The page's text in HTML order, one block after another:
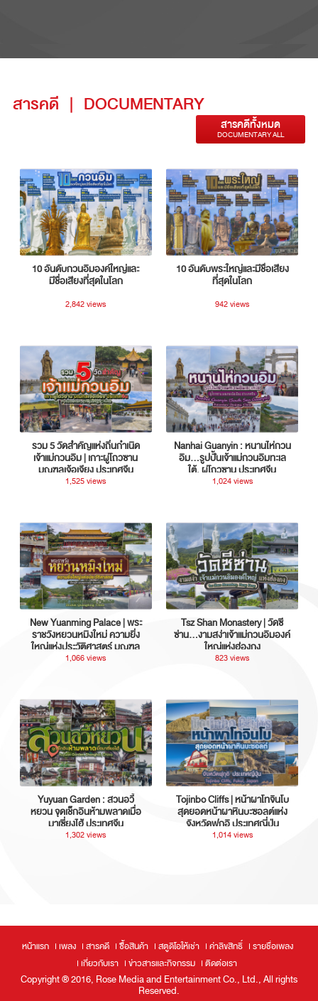
สารคดี | DOCUMENTARY
สารคดีทั้งหมด
DOCUMENTARY ALL
10 อันดับกวนอิมองค์ใหญ่และ
มีชื่อเสียงที่สุดในโลก
2,842 views
10 อันดับพระใหญ่และมีชื่อเสียง
ที่สุดในโลก
942 views
รวม 5 วัดสำคัญแห่งถิ่นกำเนิด
เจ้าแม่กวนอิม | เกาะผู่โถวซาน
มณฑลเจ้อเจียง ประเทศจีน
1,525 views
Nanhai Guanyin : หนานไห่กวน
อิม...รูปปั้นเจ้าแม่กวนอิมทะเล
ใต้, ผู่โถวซาน ประเทศจีน
1,024 views
New Yuanming Palace | พระ
ราชวังหยวนหมิงใหม่ ความยิ่ง
ใหญ่แห่งประวัติศาสตร์ มณฑล
กวางตุ้ง ประเทศจีน
1,066 views
Tsz Shan Monastery | วัดซี
ซ่าน…งามสง่าเจ้าแม่กวนอิมองค์
ใหญ่แห่งฮ่องกง
823 views
Yuyuan Garden : สวนอวี้
หยวน จุดเช็กอินห้ามพลาดเมื่อ
มาเซี่ยงไฮ้ ประเทศจีน
1,302 views
Tojinbo Cliffs | หน้าผาโทจินโบ
สุดยอดหน้าผาหินบะซอลต์แห่ง
จังหวัดฟุกุอิ ประเทศญี่ปุ่น
1,014 views
หน้าแรก เพลง สารคดี ซื้อสินค้า สตูดิโอให้เช่า ค่าลิขสิทธิ์
รายชื่อเพลง
เกี่ยวกับเรา
ข่าวสารและกิจกรรม ติดต่อเรา
Copyright ® 2016, Rose Media and Entertainment Co., Ltd., All rights
Reserved.